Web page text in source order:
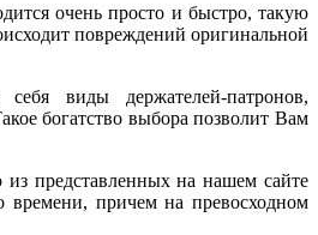
очень просто и быстро, такую
повреждений оригинальной
виды держателей-патронов,
богатство выбора позволит Вам
из представленных на нашем сайте
времени, причем на превосходном